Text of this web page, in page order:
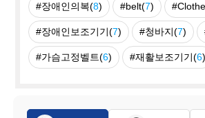
#장애인의복(8) #belt(7)
#장애인보조기기(7) #청바지(7)
#가슴고정벨트(6) #재활보조기기(6)